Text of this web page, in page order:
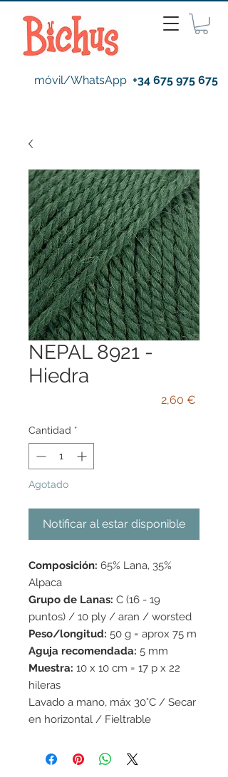
móvil/WhatsApp +34 675 975 675
NEPAL 8921 -
Hiedra
2,60 €
Cantidad *
Agotado
Notificar al estar disponible
Composición: 65% Lana, 35%
Alpaca
Grupo de Lanas: C (16 - 19
puntos) / 10 ply / aran / worsted
Peso/longitud: 50 g = aprox 75 m
Aguja recomendada: 5 mm
Muestra: 10 x 10 cm = 17 p x 22
hileras
Lavado a mano, máx 30°C / Secar
en horizontal / Fieltrable